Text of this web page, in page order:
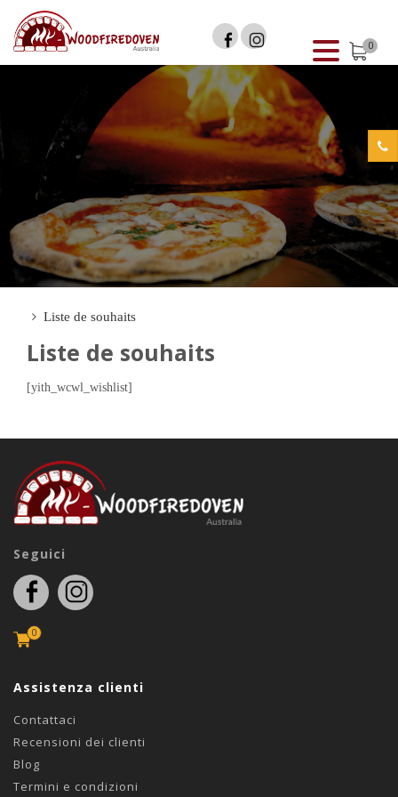
0
Liste de souhaits
Liste de souhaits
[yith_wcwl_wishlist]
Seguici
0
Assistenza clienti
Contattaci
Recensioni dei clienti
Blog
Termini e condizioni